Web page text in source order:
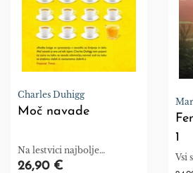
Charles Duhigg
Moč navade
Na lestvici najbolje
prodajanih knjig.
26,90 €
1
Vsi